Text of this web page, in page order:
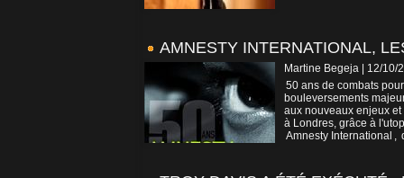
AMNESTY INTERNATIONAL,
Martine Begeja | 12/10/
50 ans de combats
bouleversements
aux nouveaux enjeux
à Londres, grâce à
Amnesty International ,